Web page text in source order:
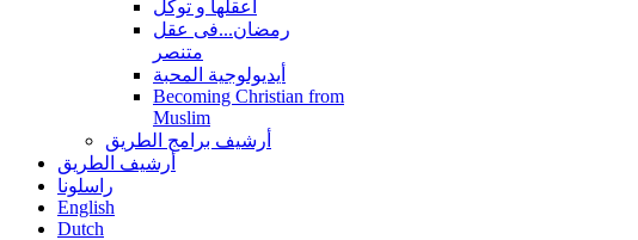
أعقلها و توكل
رمضان...فى عقل
متنصر
أيديولوجية المحبة
Becoming Christian from
Muslim
أرشيف برامج الطريق
أرشيف الطريق
راسلونا
English
Dutch